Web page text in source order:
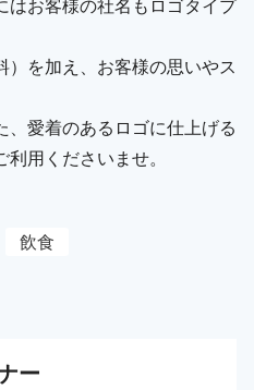
）を加え、お客様の思いやス
、愛着のあるロゴに仕上げる
用くださいませ。
飲食
ー